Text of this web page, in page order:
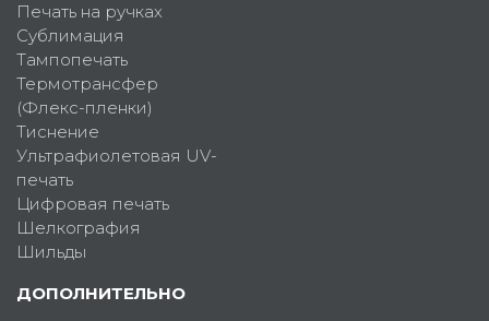
Печать на ручках
Сублимация
Тампопечать
Термотрансфер
(Флекс-пленки)
Тиснение
Ультрафиолетовая UV-
печать
Цифровая печать
Шелкография
Шильды
ДОПОЛНИТЕЛЬНО